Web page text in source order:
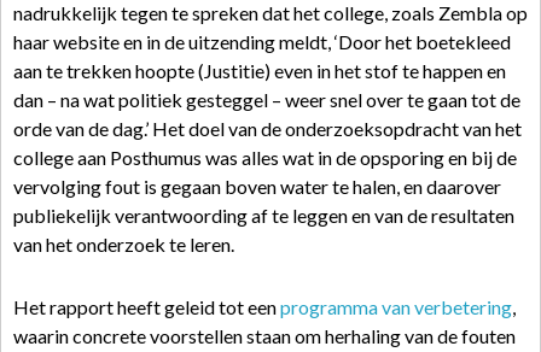
nadrukkelijk tegen te spreken dat het college, zoals Zembla op
haar website en in de uitzending meldt, ‘Door het boetekleed
aan te trekken hoopte (Justitie) even in het stof te happen en
dan – na wat politiek gesteggel – weer snel over te gaan tot de
orde van de dag.’ Het doel van de onderzoeksopdracht van het
college aan Posthumus was alles wat in de opsporing en bij de
vervolging fout is gegaan boven water te halen, en daarover
publiekelijk verantwoording af te leggen en van de resultaten
van het onderzoek te leren.
Het rapport heeft geleid tot eenprogramma van verbetering,
waarin concrete voorstellen staan om herhaling van de fouten